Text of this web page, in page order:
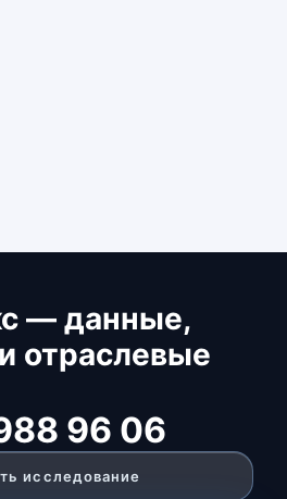
— данные,
отраслевые
96 06
исследование